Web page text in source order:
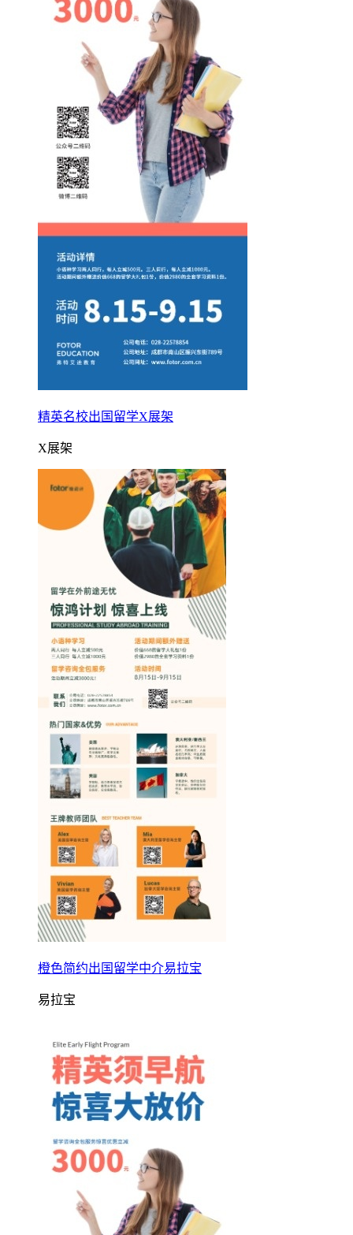
精英名校出国留学X展架
X展架
橙色简约出国留学中介易拉宝
易拉宝